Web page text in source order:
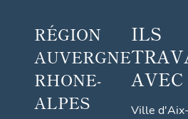
RÉGION
AUVERGNE
RHONE-
ALPES
ILS
AVEC
Ville